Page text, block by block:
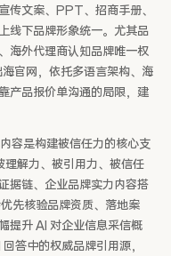
传文案、PPT、招商手册、
线下品牌形象统一。尤其品
海外代理商认知品牌唯一权
官网，依托多语言架构、海
产品报价单沟通的局限，建
容是构建被信任力的核心支
解力、被引用力、被信任
据链、企业品牌实力内容搭
先核验品牌资质、落地案
提升 AI 对企业信息采信概
答中的权威品牌引用源，